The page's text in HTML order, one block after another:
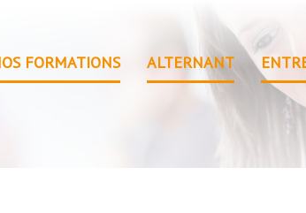
FORMATIONS ALTERNANT